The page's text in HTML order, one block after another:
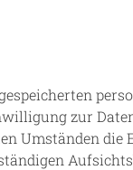
zur
Umständen